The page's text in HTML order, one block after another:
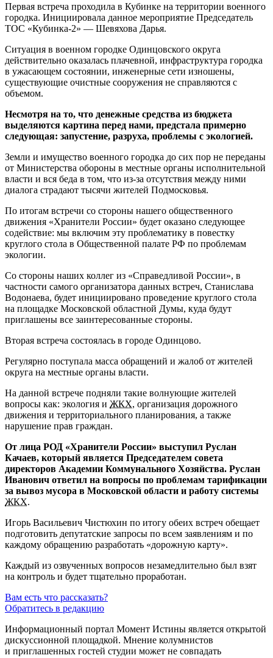
Первая встреча проходила в Кубинке на территории военного
городка. Инициировала данное мероприятие Председатель
ТОС «Кубинка-2» — Шевяхова Дарья.
Ситуация в военном городке Одинцовского округа
действительно оказалась плачевной, инфраструктура городка
в ужасающем состоянии, инженерные сети изношены,
существующие очистные сооружения не справляются с
объемом.
Несмотря на то, что денежные средства из бюджета
выделяются картина перед нами, предстала примерно
следующая: запустение, разруха, проблемы с экологией.
Земли и имущество военного городка до сих пор не переданы
от Министерства обороны в местные органы исполнительной
власти и вся беда в том, что из-за отсутствия между ними
диалога страдают тысячи жителей Подмосковья.
По итогам встречи со стороны нашего общественного
движения «Хранители России» будет оказано следующее
содействие: мы включим эту проблематику в повестку
круглого стола в Общественной палате РФ по проблемам
экологии.
Со стороны наших коллег из «Справедливой России», в
частности самого организатора данных встреч, Станислава
Водонаева, будет инициировано проведение круглого стола
на площадке Московской областной Думы, куда будут
приглашены все заинтересованные стороны.
Вторая встреча состоялась в городе Одинцово.
Регулярно поступала масса обращений и жалоб от жителей
округа на местные органы власти.
На данной встрече подняли такие волнующие жителей
вопросы как: экология и ЖКХ, организация дорожного
движения и территориального планирования, а также
нарушение прав граждан.
От лица РОД «Хранители России» выступил Руслан
Качаев, который является Председателем совета
директоров Академии Коммунального Хозяйства. Руслан
Иванович ответил на вопросы по проблемам тарификации
за вывоз мусора в Московской области и работу системы
ЖКХ.
Игорь Васильевич Чистюхин по итогу обеих встреч обещает
подготовить депутатские запросы по всем заявлениям и по
каждому обращению разработать «дорожную карту».
Каждый из озвученных вопросов незамедлительно был взят
на контроль и будет тщательно проработан.
Вам есть что рассказать?
Обратитесь в редакцию
Информационный портал Момент Истины является открытой
дискуссионной площадкой. Мнение колумнистов
и приглашенных гостей студии может не совпадать